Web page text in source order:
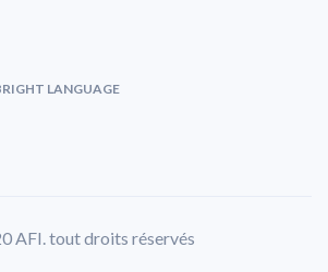
LANGUAGE
AFI. tout droits réservés